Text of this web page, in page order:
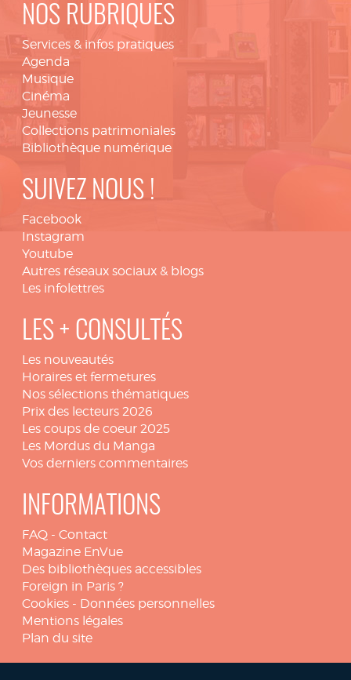
NOS RUBRIQUES
Services & infos pratiques
Agenda
Musique
Cinéma
Jeunesse
Collections patrimoniales
Bibliothèque numérique
SUIVEZ NOUS !
Facebook
Instagram
Youtube
Autres réseaux sociaux & blogs
Les infolettres
LES + CONSULTÉS
Les nouveautés
Horaires et fermetures
Nos sélections thématiques
Prix des lecteurs 2026
Les coups de coeur 2025
Les Mordus du Manga
Vos derniers commentaires
INFORMATIONS
FAQ - Contact
Magazine EnVue
Des bibliothèques accessibles
Foreign in Paris ?
Cookies - Données personnelles
Mentions légales
Plan du site